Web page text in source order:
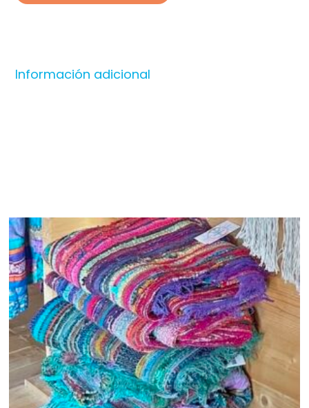
Información adicional